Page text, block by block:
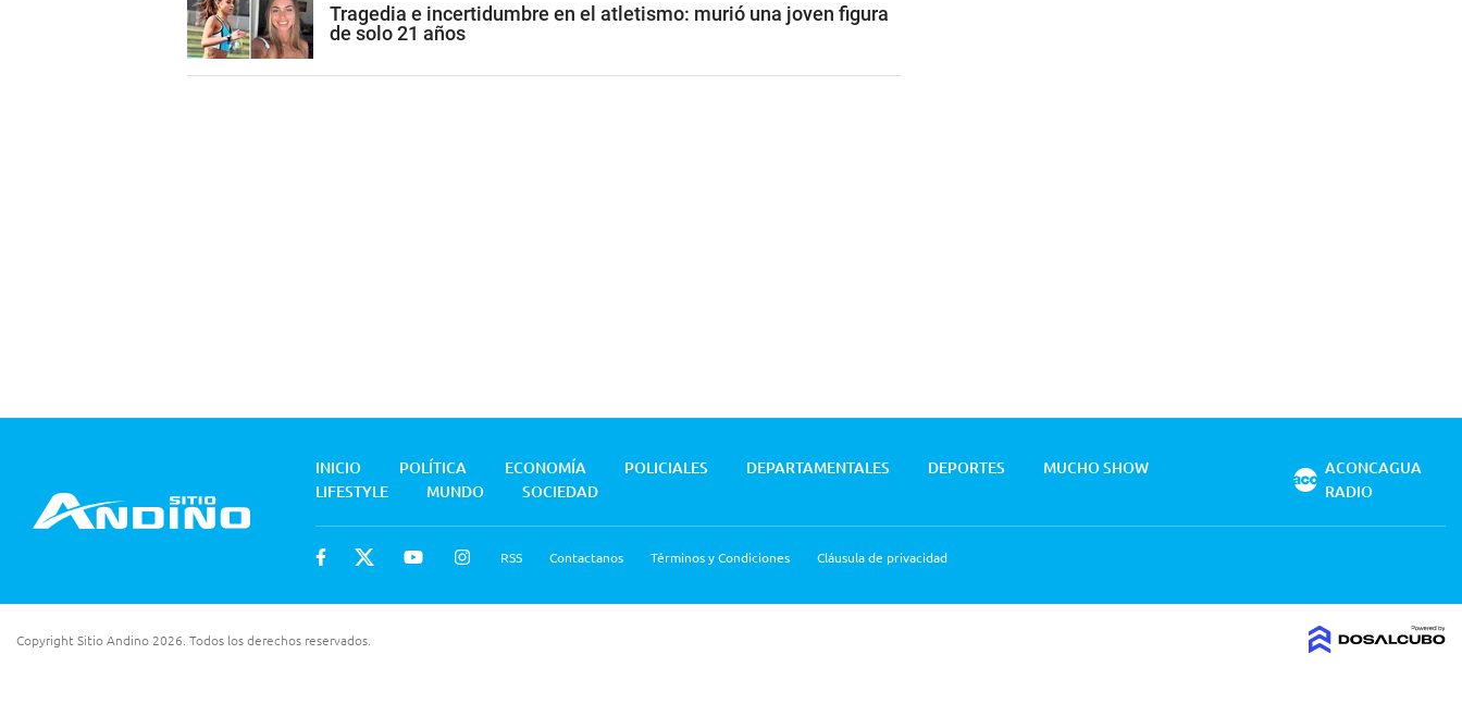
Tragedia e incertidumbre en el atletismo: murió una joven figura
de solo 21 años
INICIO POLÍTICA ECONOMÍA POLICIALES DEPARTAMENTALES DEPORTES
MUCHO SHOW
LIFESTYLE
MUNDO SOCIEDAD
RSS Contactanos Términos y Condiciones Cláusula de privacidad
ACONCAGUA
RADIO
Copyright Sitio Andino 2026. Todos los derechos reservados.